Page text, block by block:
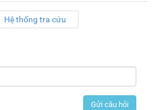
Hệ thống tra cứu
Gửi câu hỏi